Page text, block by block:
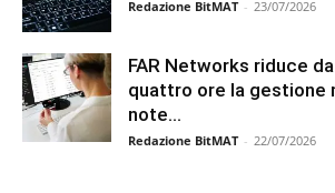
Redazione BitMAT - 23/07/2026
FAR Networks riduce
quattro ore la gestione
note...
Redazione BitMAT - 22/07/2026